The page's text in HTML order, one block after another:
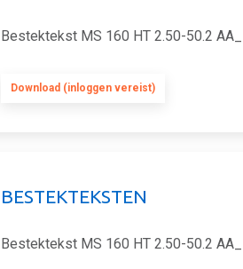
Bestektekst MS 160 HT 2.50-50.2
Download (inloggen vereist)
BESTEKTEKSTEN
Bestektekst MS 160 HT 2.50-50.2